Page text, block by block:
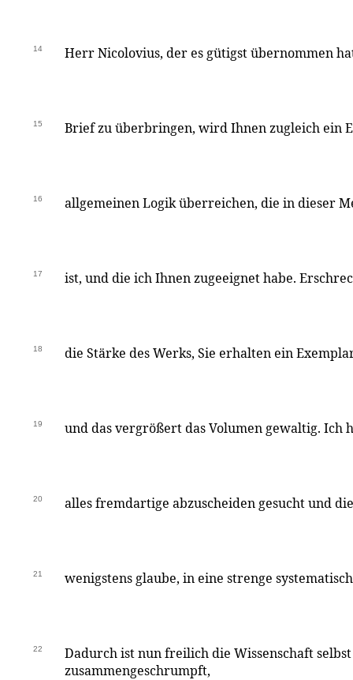
14 Herr Nicolovius, der es gütigst übernommen
15 Brief zu überbringen, wird Ihnen zugleich ein
16 allgemeinen Logik überreichen, die in dieser
17 ist, und die ich Ihnen zugeeignet habe.
18 die Stärke des Werks, Sie erhalten ein
19 und das vergrößert das Volumen gewaltig. Ich
20 alles fremdartige abzuscheiden gesucht und
21 wenigstens glaube, in eine strenge
22
Dadurch ist nun freilich die Wissenschaft
zusammengeschrumpft,